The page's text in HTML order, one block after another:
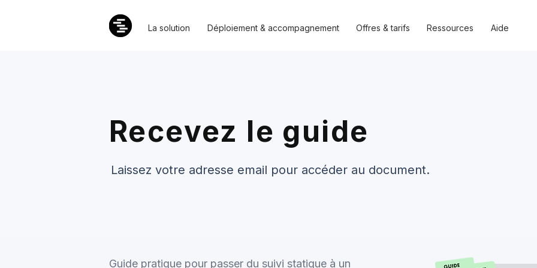
La solution Déploiement & accompagnement Offres & tarifs Ressources Aide
Recevez le guide
Laissez votre adresse email pour accéder au document.
Guide pratique pour passer du suivi statique à un